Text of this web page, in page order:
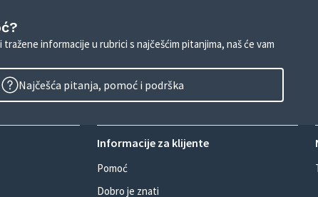
informacije u rubrici s najčešćim pitanjima, naš će vam
Najčešća pitanja, pomoć i podrška
Informacije za klijente
Pomoć
Dobro je znati